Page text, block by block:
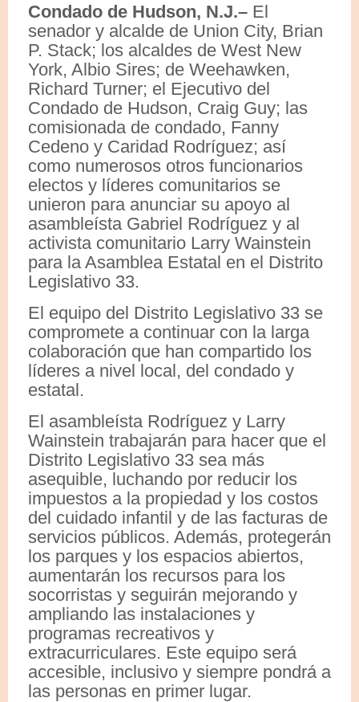
Condado de Hudson, N.J.– El
senador y alcalde de Union City, Brian
P. Stack; los alcaldes de West New
York, Albio Sires; de Weehawken,
Richard Turner; el Ejecutivo del
Condado de Hudson, Craig Guy; las
comisionada de condado, Fanny
Cedeno y Caridad Rodríguez; así
como numerosos otros funcionarios
electos y líderes comunitarios se
unieron para anunciar su apoyo al
asambleísta Gabriel Rodríguez y al
activista comunitario Larry Wainstein
para la Asamblea Estatal en el Distrito
Legislativo 33.
El equipo del Distrito Legislativo 33 se
compromete a continuar con la larga
colaboración que han compartido los
líderes a nivel local, del condado y
estatal.
El asambleísta Rodríguez y Larry
Wainstein trabajarán para hacer que el
Distrito Legislativo 33 sea más
asequible, luchando por reducir los
impuestos a la propiedad y los costos
del cuidado infantil y de las facturas de
servicios públicos. Además, protegerán
los parques y los espacios abiertos,
aumentarán los recursos para los
socorristas y seguirán mejorando y
ampliando las instalaciones y
programas recreativos y
extracurriculares. Este equipo será
accesible, inclusivo y siempre pondrá a
las personas en primer lugar.